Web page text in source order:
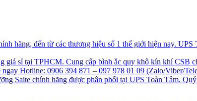
hãng, đến từ các thương hiệu số 1 thế giới hiện nay. UPS
sỉ tại TPHCM. Cung cấp bình ắc quy khô kín khí CSB
Hotline: 0906 394 871 – 097 978 01 09 (Zalo/Viber/
Saite chính hãng được phân phối tại UPS Toàn Tâm.